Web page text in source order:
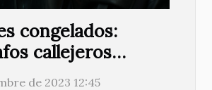
congelados:
callejeros
de 2023 12:45